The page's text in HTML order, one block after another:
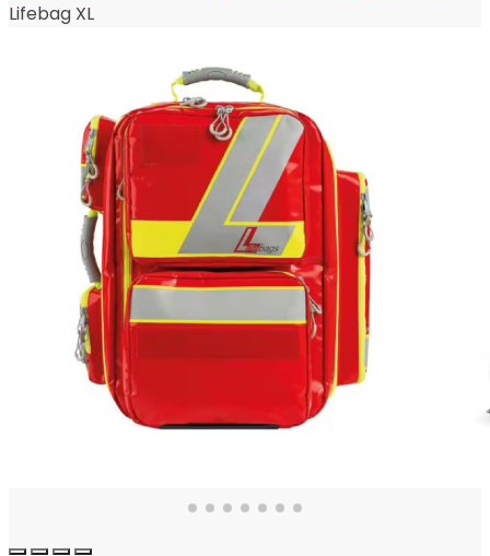
Lifebag XL